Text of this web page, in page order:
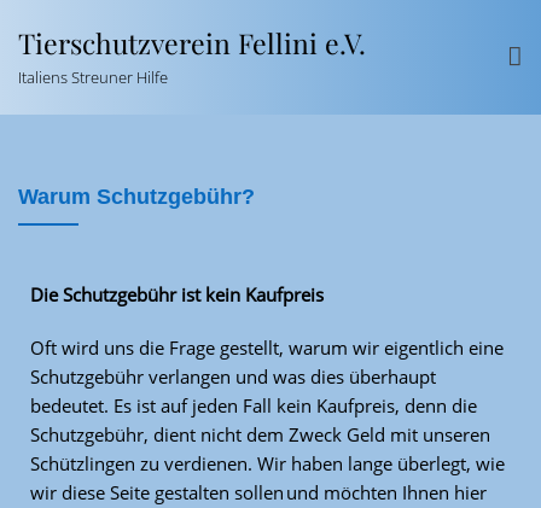
Tierschutzverein Fellini e.V.
Italiens Streuner Hilfe
Warum Schutzgebühr?
Die Schutzgebühr ist kein Kaufpreis
Oft wird uns die Frage gestellt, warum wir eigentlich eine
Schutzgebühr verlangen und was dies überhaupt
bedeutet. Es ist auf jeden Fall kein Kaufpreis, denn die
Schutzgebühr, dient nicht dem Zweck Geld mit unseren
Schützlingen zu verdienen. Wir haben lange überlegt, wie
wir diese Seite gestalten sollen und möchten Ihnen hier